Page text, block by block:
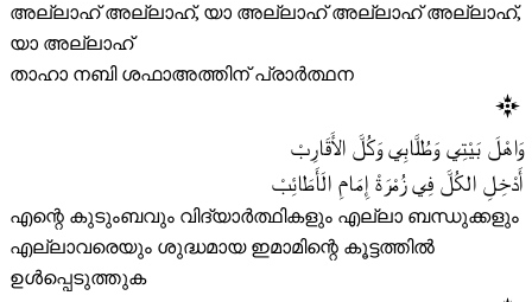
അല്ലാഹ് അല്ലാഹ്, യാ അല്ലാഹ് അല്ലാഹ് അല്ലാഹ്,
യാ അല്ലാഹ്
താഹാ നബി ശഫാഅത്തിന് പ്രാർത്ഥന
وَاهْلَ بَيْتِي وَطُلَّابِي وَكُلَّ الأَقَارِبْ
أَدْخِلِ الكُلَّ فِي زُمْرَةْ إِمَامِ الَأَطَائِبْ
എന്റെ കുടുംബവും വിദ്യാർത്ഥികളും എല്ലാ ബന്ധുക്കളും
എല്ലാവരെയും ശുദ്ധമായ ഇമാമിന്റെ കൂട്ടത്തിൽ
ഉൾപ്പെടുത്തുക